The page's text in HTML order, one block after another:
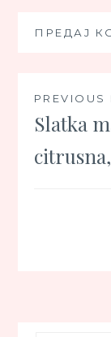
чланка
PREVIOUS
Slatka